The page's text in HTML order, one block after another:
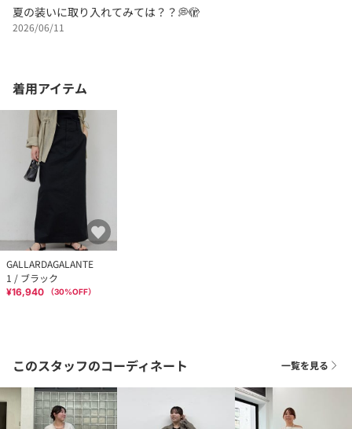
夏の装いに取り入れてみては？？💭🫣
2026/06/11
着用アイテム
GALLARDAGALANTE
1 / ブラック
¥16,940 （30%OFF）
このスタッフのコーディネート 一覧を見る